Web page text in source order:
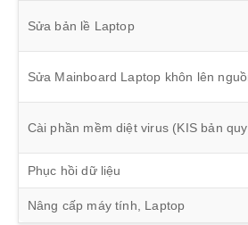
Sửa bản lề Laptop
Sửa Mainboard Laptop khôn lên
Cài phần mềm diệt virus (KIS bản
Phục hồi dữ liệu
Nâng cấp máy tính, Laptop